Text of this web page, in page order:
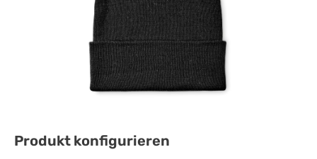
Produkt konfigurieren